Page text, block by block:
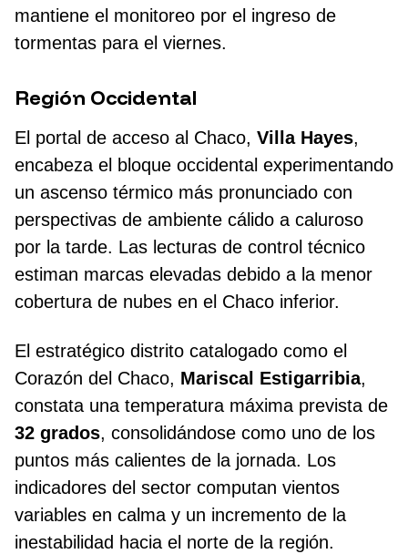
mantiene el monitoreo por el ingreso de
tormentas para el viernes.
Región Occidental
El portal de acceso al Chaco, Villa Hayes,
encabeza el bloque occidental experimentando
un ascenso térmico más pronunciado con
perspectivas de ambiente cálido a caluroso
por la tarde. Las lecturas de control técnico
estiman marcas elevadas debido a la menor
cobertura de nubes en el Chaco inferior.
El estratégico distrito catalogado como el
Corazón del Chaco, Mariscal Estigarribia,
constata una temperatura máxima prevista de
32 grados, consolidándose como uno de los
puntos más calientes de la jornada. Los
indicadores del sector computan vientos
variables en calma y un incremento de la
inestabilidad hacia el norte de la región.